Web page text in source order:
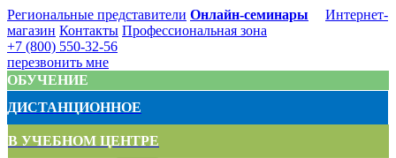
Региональные представители Онлайн-семинары
Интернет-
магазин Контакты Профессиональная зона
+7 (800) 550-32-56
перезвонить мне
ОБУЧЕНИЕ
ДИСТАНЦИОННОЕ
В УЧЕБНОМ ЦЕНТРЕ